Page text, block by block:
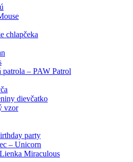
chlapčeka
patrola – PAW Patrol
dievčatko
vzor
party
– Unicorn
Miraculous